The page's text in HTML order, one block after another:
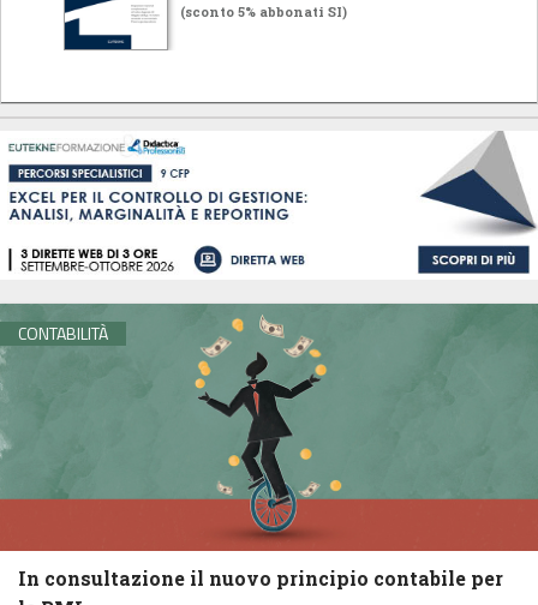
(sconto 5% abbonati SI)
CONTABILITÀ
In consultazione il nuovo principio contabile per